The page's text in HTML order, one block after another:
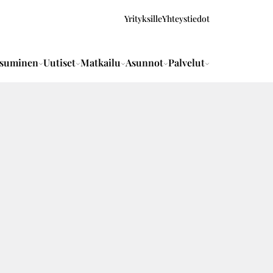
YrityksilleYhteystiedot
Uutiset Matkailu Asunnot Palvelut